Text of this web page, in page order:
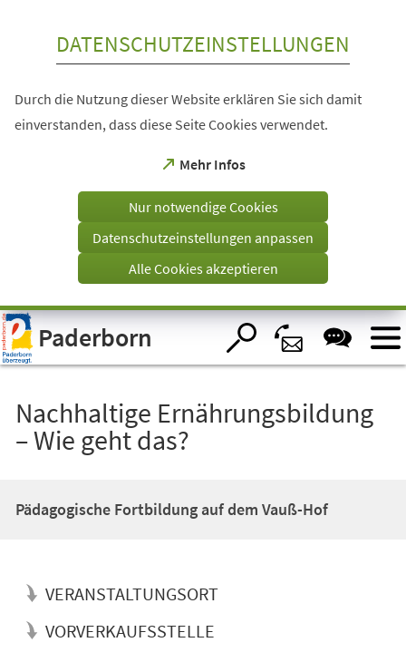
Visuelle
Assistenzsoftware
öffnen.
DATENSCHUTZEINSTELLUNGEN
Durch die Nutzung dieser Website erklären Sie sich damit
einverstanden, dass diese Seite Cookies verwendet.
Mehr Infos
(Öffnet
einem
Tab)
Nur notwendige Cookies
Datenschutzeinstellungen anpassen
Alle Cookies akzeptieren
Paderborn
Nachhaltige Ernährungsbildung
– Wie geht das?
Pädagogische Fortbildung auf dem Vauß-Hof
VERANSTALTUNGSORT
VORVERKAUFSSTELLE